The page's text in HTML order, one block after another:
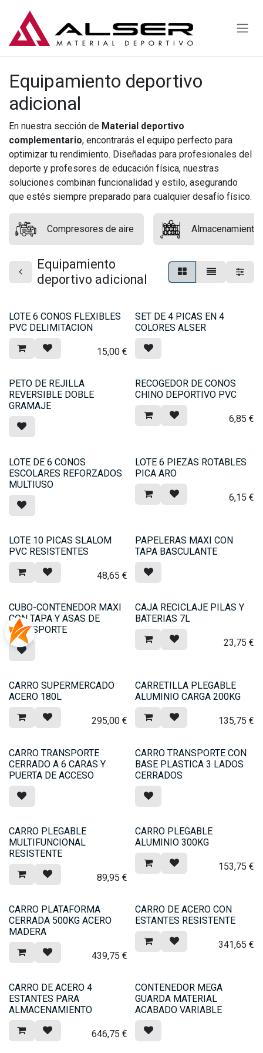
Equipamiento deportivo
adicional
En nuestra sección de Material deportivo
complementario, encontrarás el equipo perfecto para
optimizar tu rendimiento. Diseñadas para profesionales del
deporte y profesores de educación física, nuestras
soluciones combinan funcionalidad y estilo, asegurando
que estés siempre preparado para cualquier desafío físico.
Compresores de aire Almacenamiento
Equipamiento
deportivo adicional
LOTE 6 CONOS FLEXIBLES
PVC DELIMITACION
15,00 €
SET DE 4 PICAS EN 4
COLORES ALSER
PETO DE REJILLA
REVERSIBLE DOBLE
GRAMAJE
RECOGEDOR DE CONOS
CHINO DEPORTIVO PVC
6,85 €
LOTE DE 6 CONOS
ESCOLARES REFORZADOS
MULTIUSO
LOTE 6 PIEZAS ROTABLES
PICA ARO
6,15 €
LOTE 10 PICAS SLALOM
PVC RESISTENTES
48,65 €
PAPELERAS MAXI CON
TAPA BASCULANTE
CUBO-CONTENEDOR MAXI
CON TAPA Y ASAS DE
TRANSPORTE
CAJA RECICLAJE PILAS Y
BATERIAS 7L
23,75 €
CARRO SUPERMERCADO
ACERO 180L
295,00 €
CARRETILLA PLEGABLE
ALUMINIO CARGA 200KG
135,75 €
CARRO TRANSPORTE
CERRADO A 6 CARAS Y
PUERTA DE ACCESO
CARRO TRANSPORTE CON
BASE PLASTICA 3 LADOS
CERRADOS
CARRO PLEGABLE
MULTIFUNCIONAL
RESISTENTE
89,95 €
CARRO PLEGABLE
ALUMINIO 300KG
153,75 €
CARRO PLATAFORMA
CERRADA 500KG ACERO
MADERA
439,75 €
CARRO DE ACERO CON
ESTANTES RESISTENTE
341,65 €
CARRO DE ACERO 4
ESTANTES PARA
ALMACENAMIENTO
646,75 €
CONTENEDOR MEGA
GUARDA MATERIAL
ACABADO VARIABLE